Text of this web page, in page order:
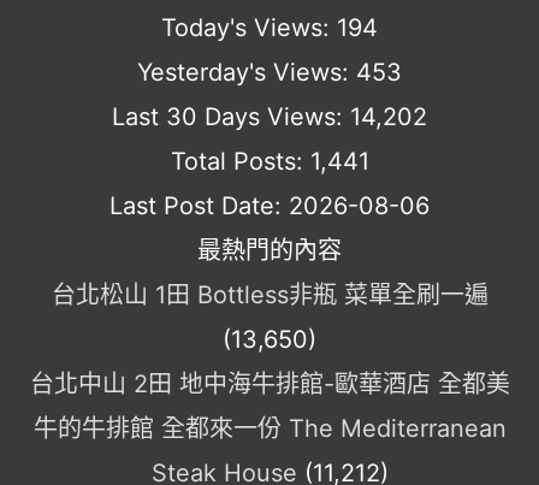
Today's Views: 194
Yesterday's Views: 453
Last 30 Days Views: 14,202
Total Posts: 1,441
Last Post Date: 2026-08-06
最熱門的內容
台北松山 1田 Bottless非瓶 菜單全刷一遍
(13,650)
台北中山 2田 地中海牛排館-歐華酒店 全都美
牛的牛排館 全都來一份 The Mediterranean
Steak House (11,212)